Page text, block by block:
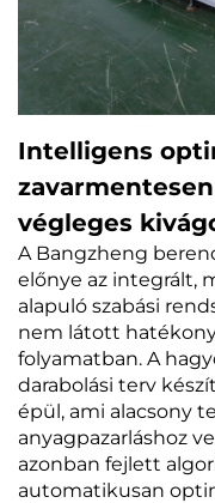
Intelligens
végleges
A Bangzheng
előnye az integrált,
alapuló szabási
nem látott
folyamatban. A
darabolási terv
épül, ami alacsony
anyagpazarláshoz
azonban fejlett
automatikusan